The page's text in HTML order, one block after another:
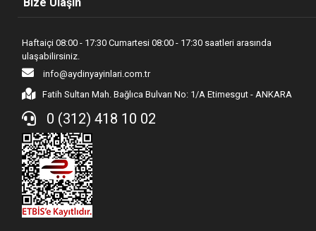
Haftaiçi 08:00 - 17:30 Cumartesi 08:00 - 17:30 saatleri arasında
ulaşabilirsiniz.
info@aydinyayinlari.com.tr
Fatih Sultan Mah. Bağlıca Bulvarı No: 1/A Etimesgut - ANKARA
0 (312) 418 10 02